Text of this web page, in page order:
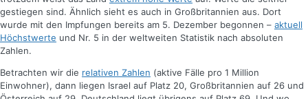
gestiegen sind. Ähnlich sieht es auch in Großbritannien aus. Dort
wurde mit den Impfungen bereits am 5. Dezember begonnen – aktuell
Höchstwerte und Nr. 5 in der weltweiten Statistik nach absoluten
Zahlen.
Betrachten wir die relativen Zahlen (aktive Fälle pro 1 Million
Einwohner), dann liegen Israel auf Platz 20, Großbritannien auf 26 und